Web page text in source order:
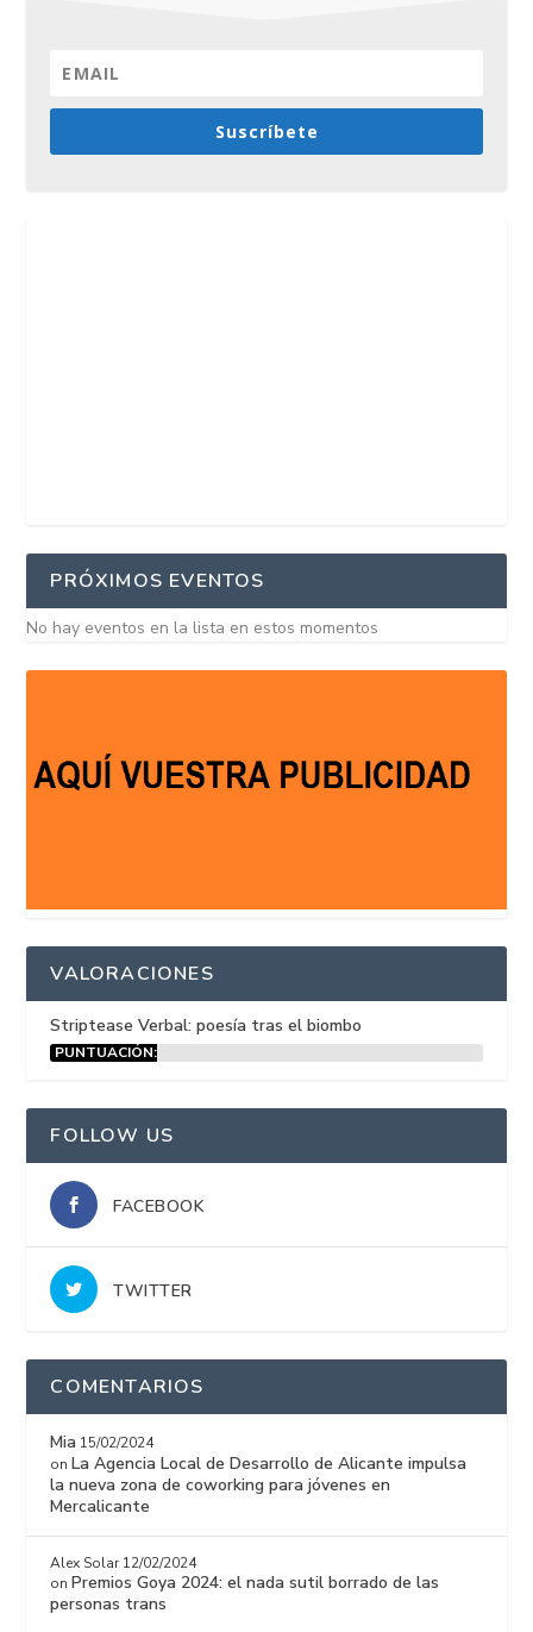
Suscríbete
PRÓXIMOS EVENTOS
No hay eventos en la lista en estos momentos
VALORACIONES
Striptease Verbal: poesía tras el biombo
PUNTUACIÓN:
FOLLOW US
FACEBOOK
TWITTER
COMENTARIOS
Mia 15/02/2024
on La Agencia Local de Desarrollo de Alicante impulsa
la nueva zona de coworking para jóvenes en
Mercalicante
Alex Solar 12/02/2024
on Premios Goya 2024: el nada sutil borrado de las
personas trans